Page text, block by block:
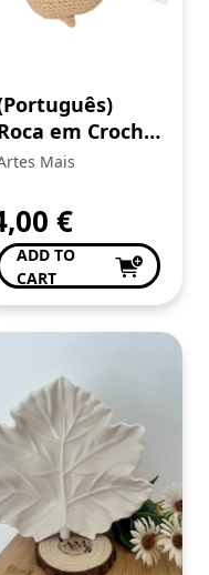
em Croché
Bibe
Mais
€
ADD TO
CART